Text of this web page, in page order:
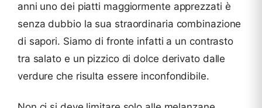
anni uno dei piatti maggiormente apprezzati è
senza dubbio la sua straordinaria combinazione
di sapori. Siamo di fronte infatti a un contrasto
tra salato e un pizzico di dolce derivato dalle
verdure che risulta essere inconfondibile.